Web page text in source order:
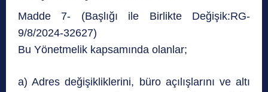
Madde 7- (Başlığı ile Birlikte Değişik:RG-
9/8/2024-32627)
Bu Yönetmelik kapsamında olanlar;
a) Adres değişikliklerini, büro açılışlarını ve altı